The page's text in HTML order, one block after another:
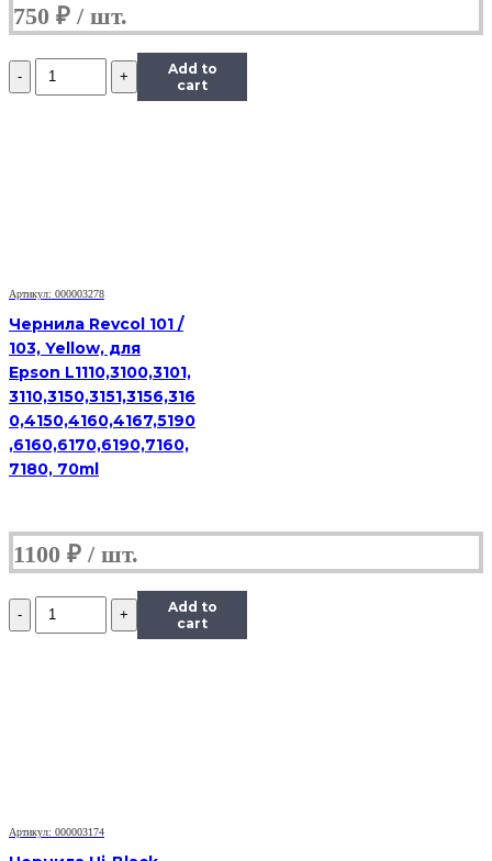
750 ₽
Количество
Чернила
Add to
cart
Артикул: 000003278
Чернила Revcol 101 /
103, Yellow, для
Epson L1110,3100,3101,
3110,3150,3151,3156,316
0,4150,4160,4167,5190
,6160,6170,6190,7160,
7180, 70ml
1100 ₽
Количество
Чернила
Add to
cart
Артикул: 000003174